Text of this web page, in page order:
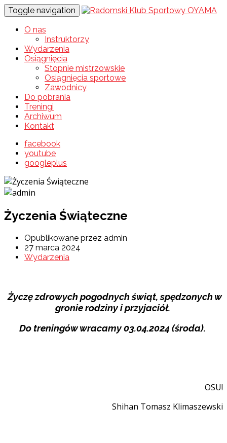
Toggle navigation
O nas
Instruktorzy
Wydarzenia
Osiągnięcia
Stopnie mistrzowskie
Osiągnięcia sportowe
Zawodnicy
Do pobrania
Treningi
Archiwum
Kontakt
facebook
youtube
googleplus
Życzenia Świąteczne
Opublikowane przez admin
27 marca 2024
Wydarzenia
Życzę zdrowych pogodnych świąt, spędzonych w
gronie rodziny i przyjaciół.
Do treningów wracamy 03.04.2024 (środa).
OSU!
Shihan Tomasz Klimaszewski